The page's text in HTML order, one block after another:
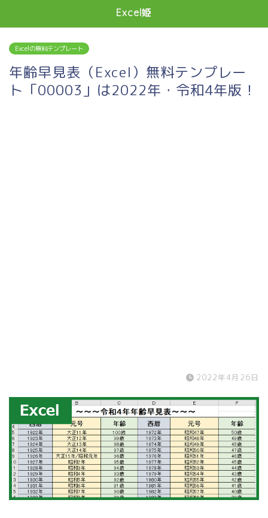
Excel姫
Excelの無料テンプレート
年齢早見表（Excel）無料テンプレー
ト「00003」は2022年・令和4年版！
2022年4月26日